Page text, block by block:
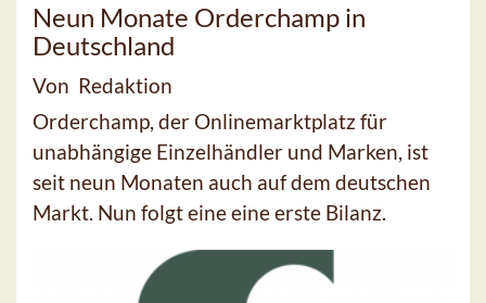
Neun Monate Orderchamp in
Deutschland
Von Redaktion
Orderchamp, der Onlinemarktplatz für
unabhängige Einzelhändler und Marken, ist
seit neun Monaten auch auf dem deutschen
Markt. Nun folgt eine eine erste Bilanz.